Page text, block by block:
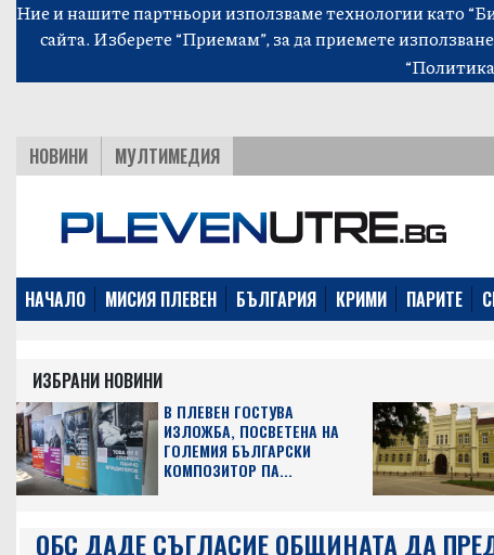
Ние и нашите партньори използваме технологии като
сайта. Изберете “Приемам”, за да приемете
НОВИНИ МУЛТИМЕДИЯ
НАЧАЛО МИСИЯ ПЛЕВЕН БЪЛГАРИЯ КРИМИ ПАРИТЕ
ИЗБРАНИ НОВИНИ
В ПЛЕВЕН ГОСТУВА
ИЗЛОЖБА, ПОСВЕТЕНА НА
ГОЛЕМИЯ БЪЛГАРСКИ
КОМПОЗИТОР ПА...
ОБС ДАДЕ СЪГЛАСИЕ ОБЩИНАТА ДА